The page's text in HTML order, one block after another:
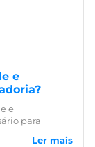
e
e
para
Ler mais